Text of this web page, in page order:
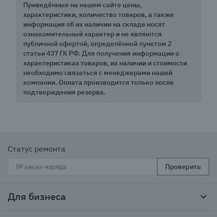
Приведённые на нашем сайте цены,
характеристики, количество товаров, а также
информация об их наличии на складе носят
ознакомительный характер и не являются
публичной офертой, определённой пунктом 2
статьи 437 ГК РФ. Для получения информации о
характеристиках товаров, их наличии и стоимости
необходимо связаться с менеджерами нашей
компании. Оплата производится только после
подтверждения резерва.
Статус ремонта
Проверить
Для бизнеса